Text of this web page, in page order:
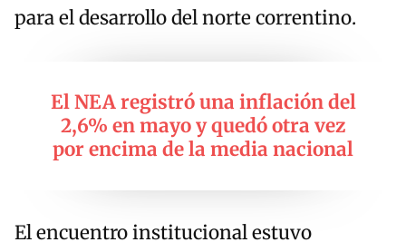
para el desarrollo del norte correntino.
El NEA registró una inflación del
2,6% en mayo y quedó otra vez
por encima de la media nacional
El encuentro institucional estuvo